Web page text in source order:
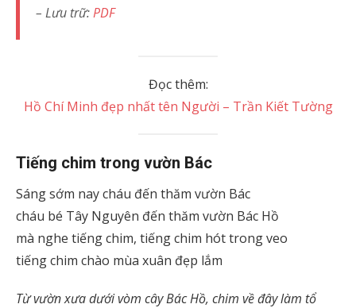
– Lưu trữ:PDF
Đọc thêm:
Hồ Chí Minh đẹp nhất tên Người – Trần Kiết Tường
Tiếng chim trong vườn Bác
Sáng sớm nay cháu đến thăm vườn Bác
cháu bé Tây Nguyên đến thăm vườn Bác Hồ
mà nghe tiếng chim, tiếng chim hót trong veo
tiếng chim chào mùa xuân đẹp lắm
Từ vườn xưa dưới vòm cây Bác Hồ, chim về đây làm tổ